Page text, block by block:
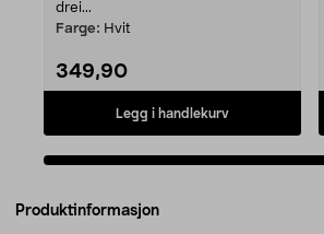
drei...
Farge: Hvit
349,90
Legg i handlekurv
Produktinformasjon